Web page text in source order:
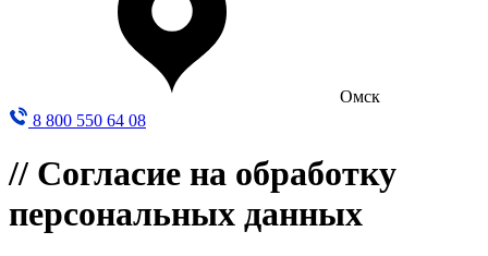
Омск
8 800 550 64 08
// Согласие на обработку
персональных данных